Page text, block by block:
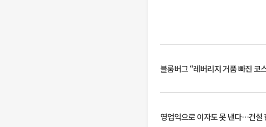
블룸버그 “레버리지 거품 빠진 코
영업익으로 이자도 못 낸다…건